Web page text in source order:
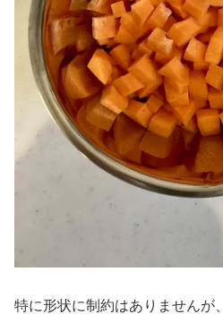
特に形状に制約はありませんが、